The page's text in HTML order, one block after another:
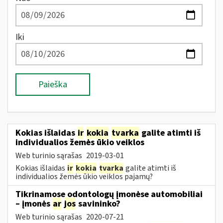
Iki
Paieška
Kokias išlaidas ir kokia tvarka galite atimti iš
individualios žemės ūkio veiklos
Web turinio sąrašas 2019-03-01
Kokias išlaidas ir kokia tvarka galite atimti iš
individualios žemės ūkio veiklos pajamų?
Tikrinamose odontologų įmonėse automobiliai
– įmonės ar jos savininko?
Web turinio sąrašas 2020-07-21